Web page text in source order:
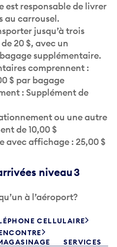
est responsable de livrer
au carrousel.
jusqu’à trois
20 $, avec un
supplémentaire.
comprennent :
$ par bagage
: Supplément de
ou une autre
de 10,00 $
avec affichage : 25,00 $
niveau 3
à l’aéroport?
CELLULAIRE
SERVICES